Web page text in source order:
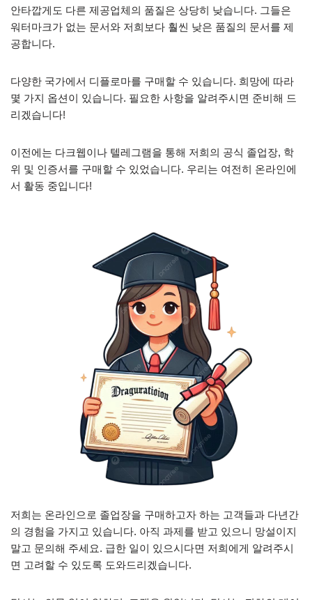
안타깝게도 다른 제공업체의 품질은 상당히 낮습니다. 그들은
워터마크가 없는 문서와 저희보다 훨씬 낮은 품질의 문서를 제
공합니다.
다양한 국가에서 디플로마를 구매할 수 있습니다. 희망에 따라
몇 가지 옵션이 있습니다. 필요한 사항을 알려주시면 준비해 드
리겠습니다!
이전에는 다크웹이나 텔레그램을 통해 저희의 공식 졸업장, 학
위 및 인증서를 구매할 수 있었습니다. 우리는 여전히 온라인에
서 활동 중입니다!
저희는 온라인으로 졸업장을 구매하고자 하는 고객들과 다년간
의 경험을 가지고 있습니다. 아직 과제를 받고 있으니 망설이지
말고 문의해 주세요. 급한 일이 있으시다면 저희에게 알려주시
면 고려할 수 있도록 도와드리겠습니다.